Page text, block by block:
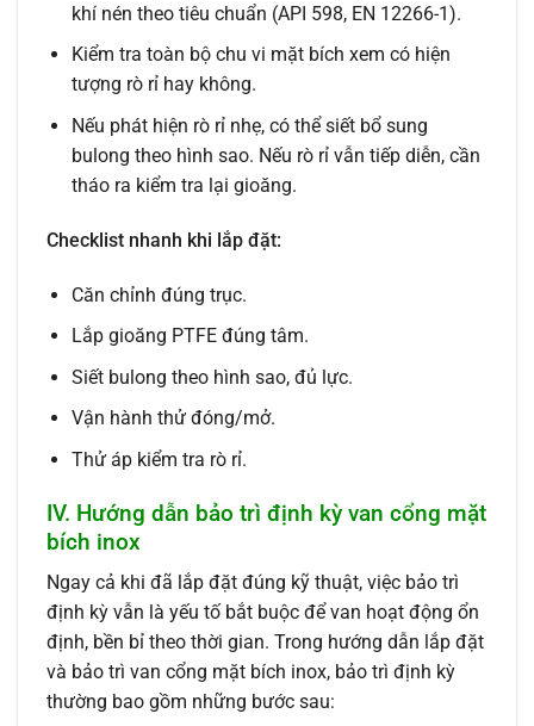
khí nén theo tiêu chuẩn (API 598, EN 12266-1).
Kiểm tra toàn bộ chu vi mặt bích xem có hiện
tượng rò rỉ hay không.
Nếu phát hiện rò rỉ nhẹ, có thể siết bổ sung
bulong theo hình sao. Nếu rò rỉ vẫn tiếp diễn, cần
tháo ra kiểm tra lại gioăng.
Checklist nhanh khi lắp đặt:
Căn chỉnh đúng trục.
Lắp gioăng PTFE đúng tâm.
Siết bulong theo hình sao, đủ lực.
Vận hành thử đóng/mở.
Thử áp kiểm tra rò rỉ.
IV. Hướng dẫn bảo trì định kỳ van cổng mặt
bích inox
Ngay cả khi đã lắp đặt đúng kỹ thuật, việc bảo trì
định kỳ vẫn là yếu tố bắt buộc để van hoạt động ổn
định, bền bỉ theo thời gian. Trong hướng dẫn lắp đặt
và bảo trì van cổng mặt bích inox, bảo trì định kỳ
thường bao gồm những bước sau: